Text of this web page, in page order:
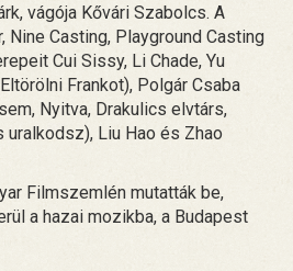
vágója Kővári Szabolcs. A
Nine Casting, Playground Casting
Cui Sissy, Li Chade, Yu
Frankot), Polgár Csaba
Nyitva, Drakulics elvtárs,
Liu Hao és Zhao
Filmszemlén mutatták be,
a hazai mozikba, a Budapest